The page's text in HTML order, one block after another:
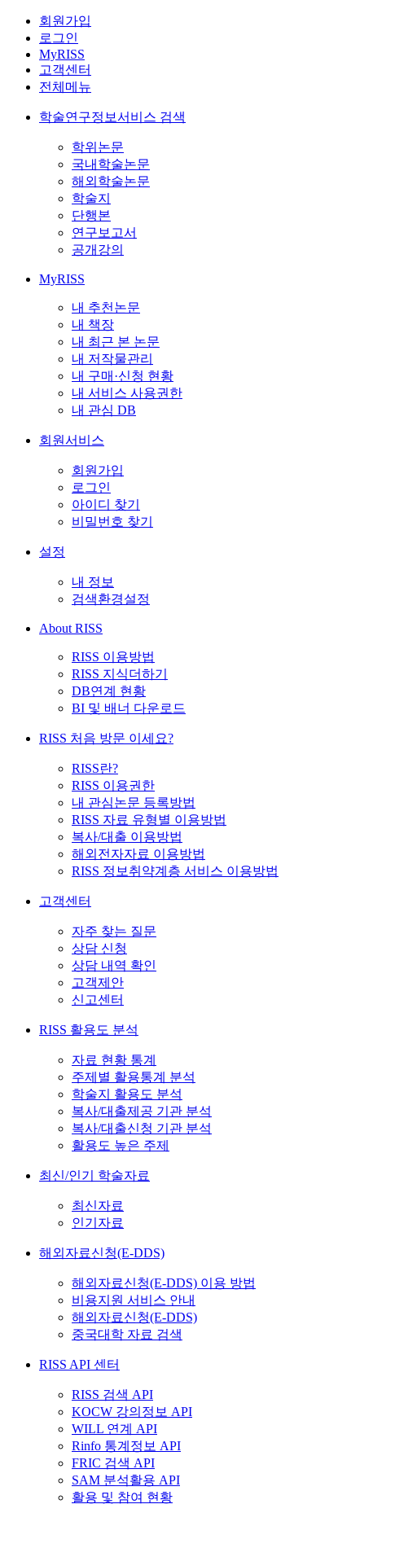
회원가입
로그인
MyRISS
고객센터
전체메뉴
학술연구정보서비스 검색
학위논문
국내학술논문
해외학술논문
학술지
단행본
연구보고서
공개강의
MyRISS
내 추천논문
내 책장
내 최근 본 논문
내 저작물관리
내 구매·신청 현황
내 서비스 사용권한
내 관심 DB
회원서비스
회원가입
로그인
아이디 찾기
비밀번호 찾기
설정
내 정보
검색환경설정
About RISS
RISS 이용방법
RISS 지식더하기
DB연계 현황
BI 및 배너 다운로드
RISS 처음 방문 이세요?
RISS란?
RISS 이용권한
내 관심논문 등록방법
RISS 자료 유형별 이용방법
복사/대출 이용방법
해외전자자료 이용방법
RISS 정보취약계층 서비스 이용방법
고객센터
자주 찾는 질문
상담 신청
상담 내역 확인
고객제안
신고센터
RISS 활용도 분석
자료 현황 통계
주제별 활용통계 분석
학술지 활용도 분석
복사/대출제공 기관 분석
복사/대출신청 기관 분석
활용도 높은 주제
최신/인기 학술자료
최신자료
인기자료
해외자료신청(E-DDS)
해외자료신청(E-DDS) 이용 방법
비용지원 서비스 안내
해외자료신청(E-DDS)
중국대학 자료 검색
RISS API 센터
RISS 검색 API
KOCW 강의정보 API
WILL 연계 API
Rinfo 통계정보 API
FRIC 검색 API
SAM 분석활용 API
활용 및 참여 현황